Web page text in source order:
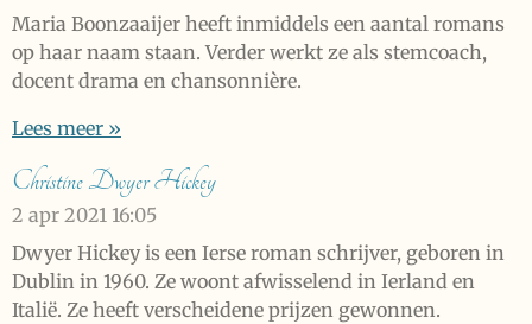
Maria Boonzaaijer heeft inmiddels een aantal romans
op haar naam staan. Verder werkt ze als stemcoach,
docent drama en chansonnière.
Lees meer »
Christine Dwyer Hickey
2 apr 2021 16:05
Dwyer Hickey is een Ierse roman schrijver, geboren in
Dublin in 1960. Ze woont afwisselend in Ierland en
Italië. Ze heeft verscheidene prijzen gewonnen.